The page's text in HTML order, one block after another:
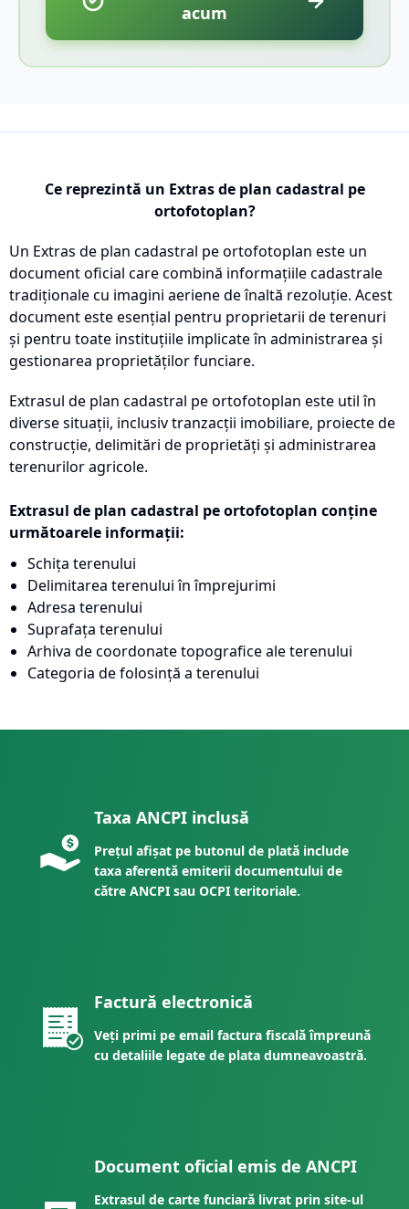
acum
Ce reprezintă un Extras de plan cadastral pe
ortofotoplan?
Un Extras de plan cadastral pe ortofotoplan este un
document oficial care combină informațiile cadastrale
tradiționale cu imagini aeriene de înaltă rezoluție. Acest
document este esențial pentru proprietarii de terenuri
și pentru toate instituțiile implicate în administrarea și
gestionarea proprietăților funciare.
Extrasul de plan cadastral pe ortofotoplan este util în
diverse situații, inclusiv tranzacții imobiliare, proiecte de
construcție, delimitări de proprietăți și administrarea
terenurilor agricole.
Extrasul de plan cadastral pe ortofotoplan conține
următoarele informații:
Schița terenului
Delimitarea terenului în împrejurimi
Adresa terenului
Suprafața terenului
Arhiva de coordonate topografice ale terenului
Categoria de folosință a terenului
Taxa ANCPI inclusă
Prețul afișat pe butonul de plată include
taxa aferentă emiterii documentului de
către ANCPI sau OCPI teritoriale.
Factură electronică
Veți primi pe email factura fiscală împreună
cu detaliile legate de plata dumneavoastră.
Document oficial emis de ANCPI
Extrasul de carte funciară livrat prin site-ul